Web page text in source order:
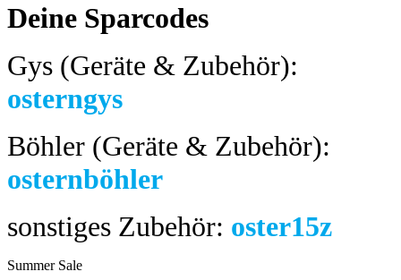
Deine Sparcodes
Gys (Geräte & Zubehör):
osterngys
Böhler (Geräte & Zubehör):
osternböhler
sonstiges Zubehör: oster15z
Summer Sale